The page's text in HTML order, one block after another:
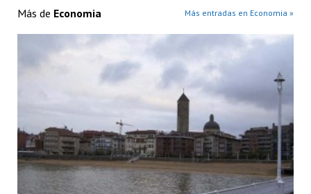
Más de Economia Más entradas en Economia »